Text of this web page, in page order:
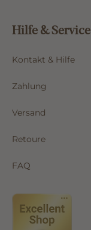
Hilfe & Service
Kontakt & Hilfe
Zahlung
Versand
Retoure
FAQ